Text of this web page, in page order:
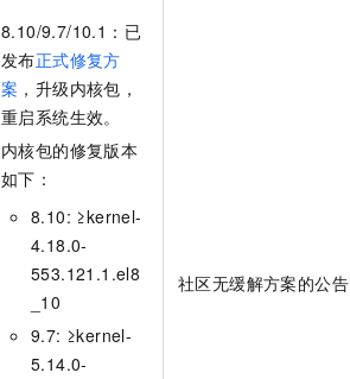
8.10/9.7/10.1：已
发布正式修复方
案 ，升级内核包，
重启系统生效。
内核包的修复版本
如下：
8.10: ≥kernel-
4.18.0-
553.121.1.el8
_10
9.7: ≥kernel-
5.14.0-
社区无缓解方案的公告